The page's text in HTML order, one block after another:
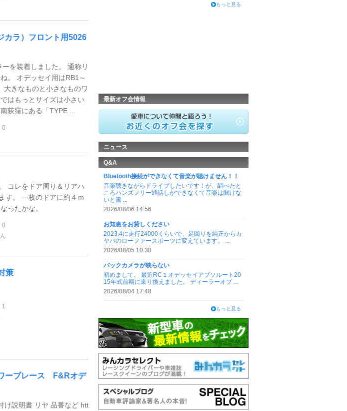
カラ）フロント用5026
を装着しました。 通称リ
。 オデッセイ用はRB1～
大きなものと小さなものワ
はもっとサイズは小さい
荻窪にある「TYPE ...
0
コレをドア周り＆リアハ
す。 一枚のドアに約４ｍ
ったかな。
0
策
1
ーブレース F&Rオデ
け説明書 リヤ 品番など htt
もっと見る
最新オフ会情報
ニュース
Q&A
Bluetooth接続ができなくて音楽が聴けません！！
音楽聴きながらドライブしたいです！が、調べたと
ころハンズフリー通話しかできなくて音楽は聞けな
いと書 ...
2026/08/06 14:56
お知恵をお貸しください
2023.4に走行24000くらいで、足回りを純正からカ
ヤバのローファースポーツに変えています。 ...
2026/08/05 10:30
バックカメラが映らない
初めまして。 最近RC１オデッセイアブソルート20
15年式前期に乗り換えました。 ディーラーオプ ...
2026/08/04 17:48
もっと見る